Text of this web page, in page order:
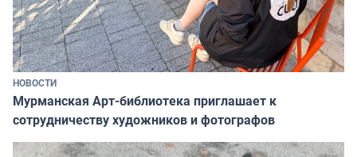
НОВОСТИ
Мурманская Арт-библиотека приглашает к
сотрудничеству художников и фотографов